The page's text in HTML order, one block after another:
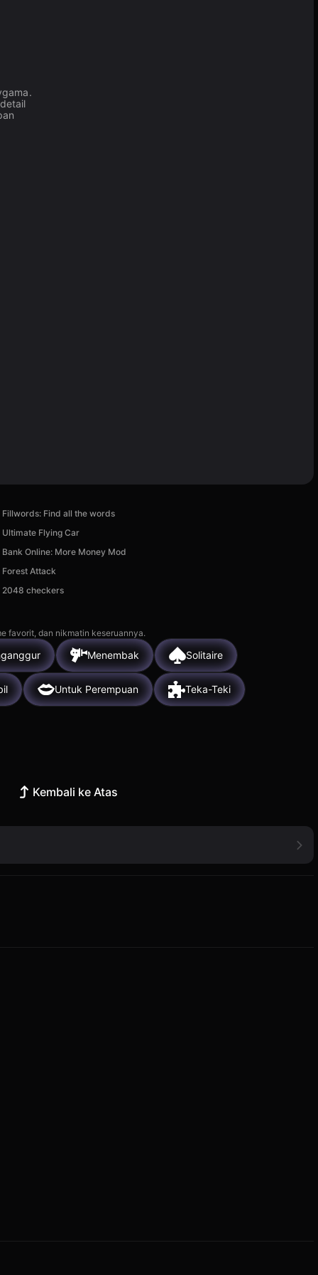
Fillwords: Find all the words
Ultimate Flying Car
Bank Online: More Money Mod
Forest Attack
2048 checkers
favorit, dan nikmatin keseruannya.
Menembak Solitaire
Untuk Perempuan Teka-Teki
Kembali ke Atas